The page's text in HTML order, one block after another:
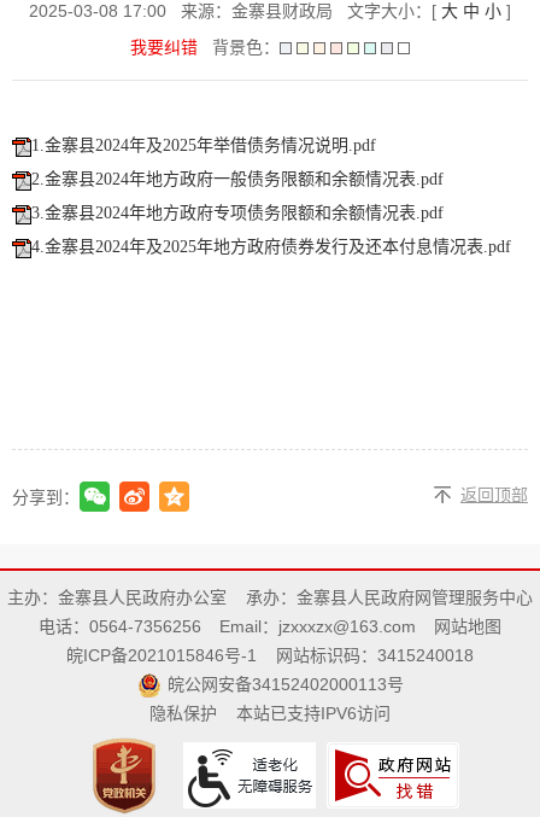
2025-03-08 17:00 来源：金寨县财政局 文字大小：[大 中 小 ]
我要纠错
背景色：
1.金寨县2024年及2025年举借债务情况说明.pdf
2.金寨县2024年地方政府一般债务限额和余额情况表.pdf
3.金寨县2024年地方政府专项债务限额和余额情况表.pdf
4.金寨县2024年及2025年地方政府债券发行及还本付息情况表.pdf
分享到： 返回顶部
主办：金寨县人民政府办公室
承办：金寨县人民政府网管理服务中心
电话：0564-7356256
Email：jzxxxzx@163.com
网站地图
皖ICP备2021015846号-1
网站标识码：3415240018
皖公网安备34152402000113号
隐私保护
本站已支持IPV6访问